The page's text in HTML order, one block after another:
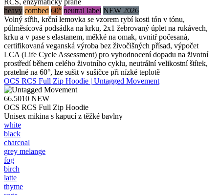
heavy combed 60° neutral label NEW 2026
Volný střih, krční lemovka se vzorem rybí kosti tón v tónu,
půlměsícová podsádka na krku, 2x1 žebrovaný úplet na rukávech,
krku a v pase s elastanem, měkké na omak, uvnitř počesaná,
certifikovaná veganská výroba bez živočišných přísad, výpočet
LCA (Life Cycle Assessment) pro vyhodnocení dopadu na životní
prostředí během celého životního cyklu, neutrální velikostní štítek,
pratelné na 60°, lze sušit v sušičce při nízké teplotě
OCS RCS Full Zip Hoodie | Untagged Movement
66.5010 NEW
OCS RCS Full Zip Hoodie
Unisex mikina s kapucí z těžké bavlny
white
black
charcoal
grey melange
fog
birch
latte
thyme